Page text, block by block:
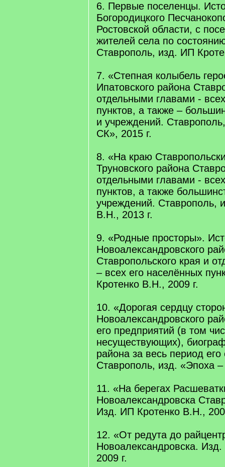
6. Первые поселенцы.
Богородицкого
Ростовской области, с
жителей села по
Ставрополь, изд. ИП
7. «Степная колыбель
Ипатовского района
отдельными главами -
пунктов, а также –
и учреждений.
СК», 2015 г.
8. «На краю
Труновского района
отдельными главами -
пунктов, а также
учреждений. Ставрополь,
В.Н., 2013 г.
9. «Родные просторы».
Новоалександровского
Ставропольского края и
– всех его населённых
Кротенко В.Н., 2009 г.
10. «Дорогая сердцу
Новоалександровского
его предприятий (в том
несуществующих),
района за весь период
Ставрополь, изд. «Эпоха
11. «На берегах
Новоалександровска
Изд. ИП Кротенко В.Н.,
12. «От редута до
Новоалександровска.
2009 г.